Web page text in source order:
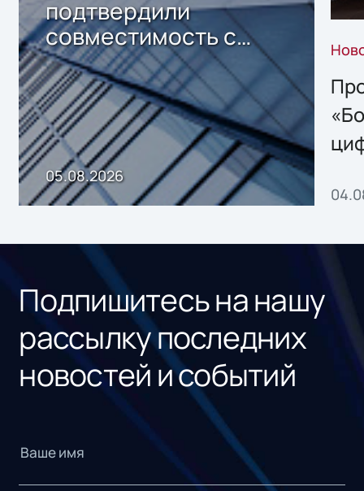
подтвердили
совместимость с
решением Sharx
Storage 2.x для
хранения данных
05.08.2026
Подпишитесь на нашу
рассылку последних
новостей и событий